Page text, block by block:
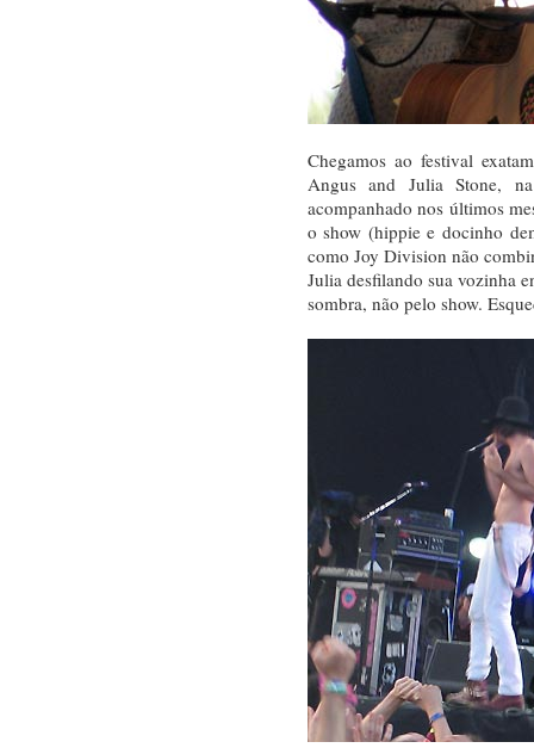
Chegamos ao festival
Angus and Julia Stone,
acompanhado nos últimos
o show (hippie e docinho
como Joy Division não
Julia desfilando sua vozinha
sombra, não pelo show.